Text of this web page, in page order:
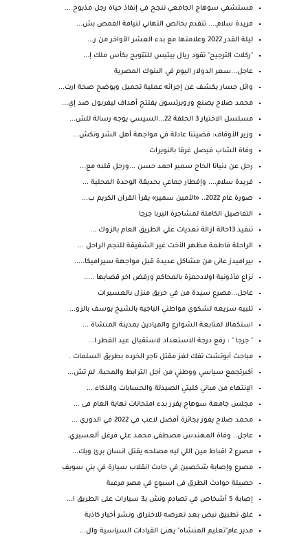
مستشفي سوهاج الجامعي تنجح في إنقاذ حياة رجل مذبوح ...
فريدة سلام.... تتقدم بخالص التهاني لنيافة القمص بش...
ليلة القدر 2022 وعلامتها مع بدء العشر الأواخر من ر...
"ركلات الترجيح" تقود ريال بيتيس للتتويج بكأس ملك إ...
عاجل...سعر الدولار اليوم في البنوك المصرية
وائل جسار يكشف عن إجرائه عملية تجميل ويوضح صحة ارت...
محمد صلاح يصنع وروبرتسون يفتتح أهداف ليفربول ضد إي...
مسلسل الاختيار 3 الحلقة 22...السيسي يوجه رسالة للش...
وزير الأوقاف: قضيتنا عادلة في مواجهة أهل الشر ونكش...
وفاة الشاب فيصل غرقا بالنويرات
رحل عن دنيانا الحاج سمير احمد حسن ...ورجل قلبه مع...
فريدة سلام.... وإفطار جماعي بحديقة الوحدة المحلية ...
صورة عام 2022.. «الأمين سمير» يقرأ القرآن الكريم ب...
التفاصيل الكاملة لمشاجرة البربا جرجا
تنفيذ 13حالة ازالة تعديات علي الطريق العام بالزوك ...
الراحلة فاطمة مظهر الأخت غير الشقيقة للنجم الراحل ...
بيراميدز عانى من مشاكل عديدة قبل مواجهة سيراميكا.....
نزاع مأذونية اولادحمزة بالمحاكم ورفض اخر قضايها .....
عاجل...مصرع سيدة من في حريق منزل بالعسيرات
تلبيه سريعه لشكوي مواطني الباجيه بالشيخ يوسف بالزو...
استكمالا لمتابعة الشوارع والميادين بمدينة المنشاة ...
" جرجا " : رفع درجة الاستعداد لاستقبال عيد الفطر ا...
مباحث أبوتشت تفك لغز مقتل تاجر الخرده بطريق السلمات .
أكبرتجمع سياسي ووطني من أجل الترابط والمحبة. لم تش...
الإنتهاء من مباني كليتي الصيدلة والحسابات والذكاء ...
مجلس جامعة سوهاج يقرر بدء امتحانات نهاية العام فى ...
محمد صلاح يفوز بجائزة أفضل لاعب في 2022 في الدوري ...
عاجل.. وفاة المهندس مصطفى محمد علي فرغل ألعسيري.
مصرع 2 اقباط مين اللي ليه مصلحه يقتل انسان برئ ويك...
مصرع وإصابة شخصين في حادث انقلاب سيارة في بني سويف
حصيلة حوادث الطرق فى اسبوع في مصر مرعبة
إصابة 5 أشخاص في تصادم ونش بـ3 سيارات على الطريق ا...
غلق تطبيق نبض بعد تعرضه للاختراق ونشر أخبار كاذبة
مدير عام"تعليم المنشاه" يهنئ القيادات السياسية وال...